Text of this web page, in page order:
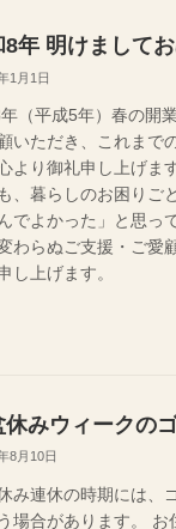
8年 明けまして
1月1日
（平成5年）春の開
いただき、これまで
より御礼申し上げます
、暮らしのお困りご
んでよかった」と思っ
わらぬご支援・ご愛
し上げます。
休みウィークの
8月10日
み連休の時期には、
場合があります。